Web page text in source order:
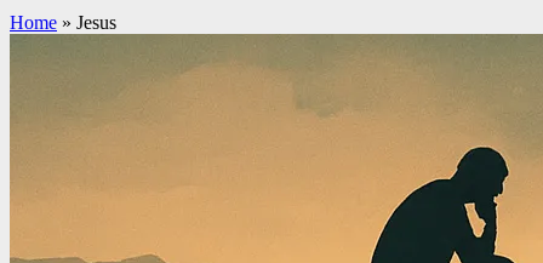
Home » Jesus